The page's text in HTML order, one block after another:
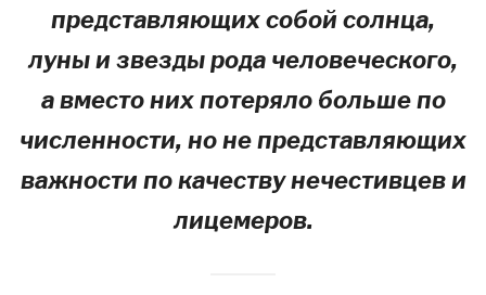
представляющих собой солнца,
луны и звезды рода человеческого,
а вместо них потеряло больше по
численности, но не представляющих
важности по качеству нечестивцев и
лицемеров.